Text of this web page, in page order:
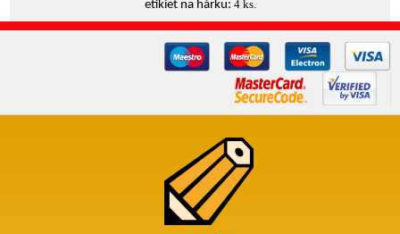
etikiet na hárku: 4 ks.